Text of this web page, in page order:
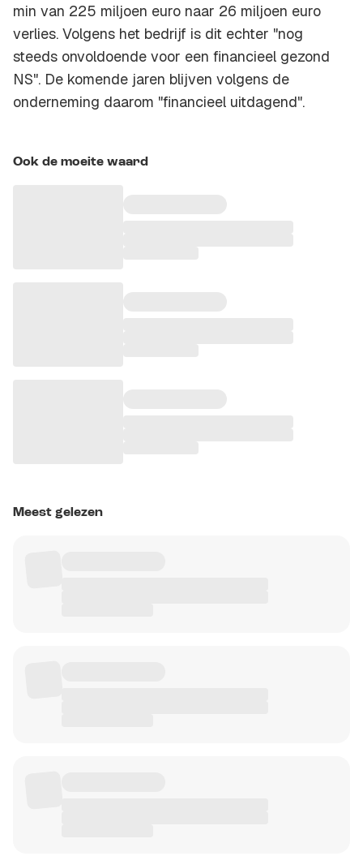
min van 225 miljoen euro naar 26 miljoen euro
verlies. Volgens het bedrijf is dit echter "nog
steeds onvoldoende voor een financieel gezond
NS". De komende jaren blijven volgens de
onderneming daarom "financieel uitdagend".
Ook de moeite waard
Meest gelezen